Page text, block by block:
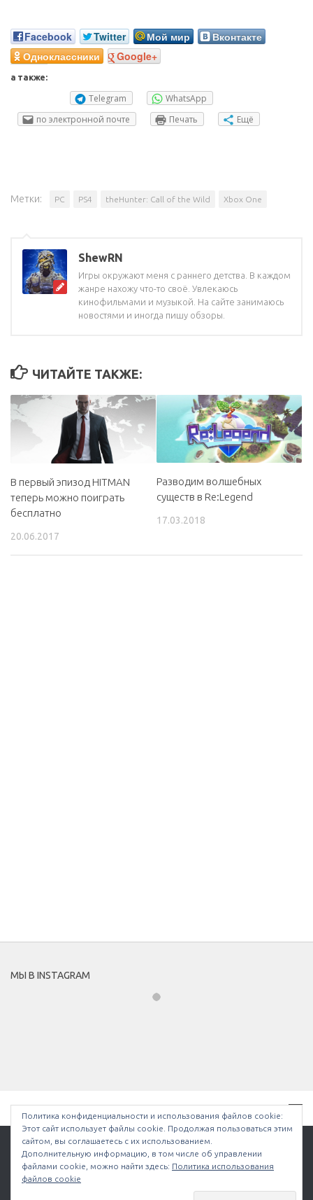
Facebook Twitter Мой мир
Вконтакте
Одноклассники
Google+
а также:
Telegram
WhatsApp
по электронной почте
Печать Ещё
Метки: PC PS4 theHunter: Call of the Wild Xbox One
ShewRN
Игры окружают меня с раннего детства. В каждом
жанре нахожу что-то своё. Увлекаюсь
кинофильмами и музыкой. На сайте занимаюсь
новостями и иногда пишу обзоры.
ЧИТАЙТЕ ТАКЖЕ:
В первый эпизод HITMAN
теперь можно поиграть
бесплатно
20.06.2017
Разводим волшебных
существ в Re:Legend
17.03.2018
МЫ В INSTAGRAM
Bullethell.ru © 2026. Все права защищены.
Политика конфиденциальности и использования файлов сookie:
Этот сайт использует файлы cookie. Продолжая пользоваться этим
сайтом, вы соглашаетесь с их использованием.
Дополнительную информацию, в том числе об управлении
файлами cookie, можно найти здесь: Политика использования
файлов cookie